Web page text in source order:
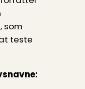
som
teste